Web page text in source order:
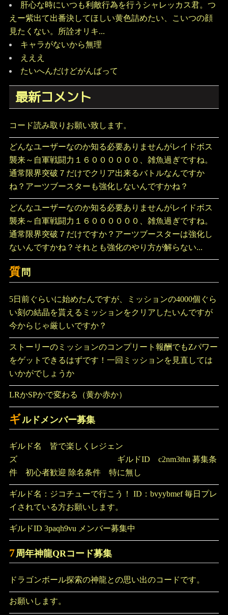
肝心な時にいつも利敵行為を行うシャレッカス君。つ
えー紫出て出番決してほしい黄色詰めたい、こいつの顔
見たくない。所詮オリキ...
キャラがないから無理
えええ
たいへんだけどがんばって
最新コメント
コード読み取りお願い致します。
どんなユーザーなのか知る必要ありませんがレイドボス
襲来～自軍戦闘力１６００００００、雑魚過ぎですね。
通常限界突破７だけでクリア出来るバトルなんですか
ね？アーツブースターも強化しないんですかね？
どんなユーザーなのか知る必要ありませんがレイドボス
襲来～自軍戦闘力１６００００００、雑魚過ぎですね。
通常限界突破７だけですか？アーツブースターは強化し
ないんですかね？それとも強化のやり方が解らない...
質 問
5日前ぐらいに始めたんですが、ミッションの4000個ぐら
い刻の結晶を貰えるミッションをクリアしたいんですが
今からじゃ厳しいですか？
ストーリーのミッションのコンプリート報酬でもZパワー
をゲットできるはずです！一回ミッションを見直しては
いかがでしょうか
LRかSPかで変わる（黄か赤か）
ギルドメンバー募集
ギルド名 皆で楽しくレジェン
ズ ギルドID c2nm3thn 募集条
件 初心者歓迎 除名条件 特に無し
ギルド名：ジコチューで行こう！ ID：bvyybmef 毎日プレ
イされている方お願いします。
ギルドID 3paqh9vu メンバー募集中
7 周年神龍QRコード募集
ドラゴンボール探索の神龍との思い出のコードです。
お願いします。